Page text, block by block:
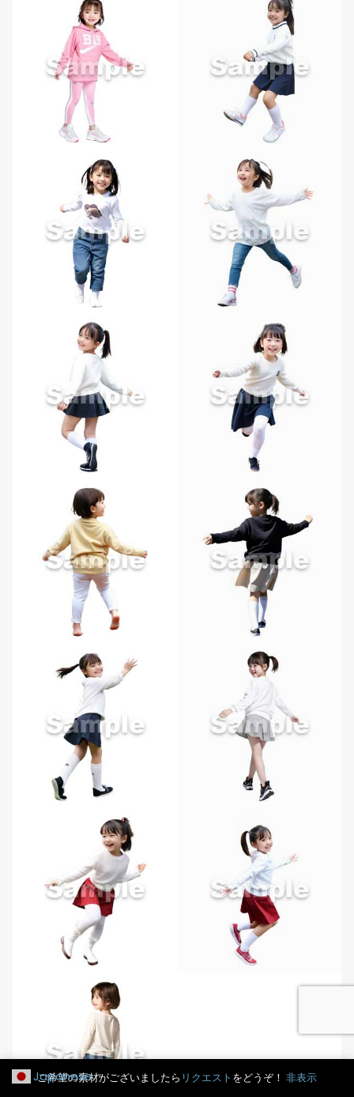
ご希望の素材がございましたら リクエスト をどうぞ！ 非表示
Japanese ▼